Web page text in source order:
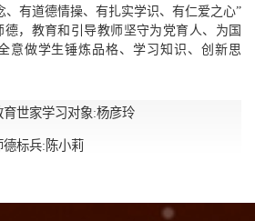
、有道德情操、有扎实学识、有仁爱之心”
，教育和引导教师坚守为党育人、为国
意做学生锤炼品格、学习知识、创新思
育世家学习对象:杨彦玲
德标兵:陈小莉